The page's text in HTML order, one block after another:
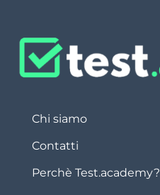
Chi siamo
Contatti
Perchè Test.academy?